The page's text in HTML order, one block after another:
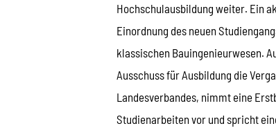
Hochschulausbildung weiter. Ein
Einordnung des neuen
klassischen Bauingenieurwesen.
Ausschuss für Ausbildung die
Landesverbandes, nimmt eine
Studienarbeiten vor und spricht